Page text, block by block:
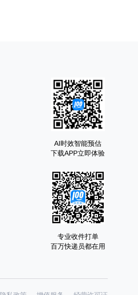
AI时效智能预估
下载APP立即体验
专业收件打单
百万快递员都在用